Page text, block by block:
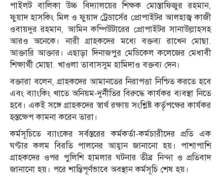
পাইলট বালিকা উচ্চ বিদ্যালয়ের শিক্ষক মোস্তাফিজুর রহমান,
ফুয়াদ হাসকিং মিল ও ফুয়াদ ট্রেডার্সের প্রোপাইটর আলহাজ্ব কাজী
ওবায়দুর রহমান, আমিন কম্পিউটারের প্রোপাইটর সানাউল্লাহসহ
আরও অনেকে। নারী গ্রাহকদের মধ্যে বক্তব্য রাখেন মোছা.
আক্তারি আক্তার। এছাড়া দিনাজপুর মেডিকেল কলেজের মেধাবী
শিক্ষার্থী মোছা. খাওলা তাবাসসুম হামিদাও বক্তব্য দেন।
বক্তারা বলেন, গ্রাহকদের আমানতের নিরাপত্তা নিশ্চিত করতে হবে
এবং ব্যাংকিং খাতে অনিয়ম-দুর্নীতির বিরুদ্ধে কার্যকর ব্যবস্থা নিতে
হবে। একই সঙ্গে গ্রাহকদের স্বার্থ রক্ষায় সংশ্লিষ্ট কর্তৃপক্ষের কার্যকর
হস্তক্ষেপ কামনা করেন তারা।
কর্মসূচিতে ব্যাংকের সর্বস্তরের কর্মকর্তা-কর্মচারীদের প্রতি এক
ঘণ্টার কলম বিরতি পালনের আহ্বান জানানো হয়। পাশাপাশি
গ্রাহকদের ওপর পুলিশি হামলার ঘটনার তীব্র নিন্দা ও প্রতিবাদ
জানানো হয়। পরে শান্তিপূর্ণভাবে অবস্থান কর্মসূচি শেষ হয়।